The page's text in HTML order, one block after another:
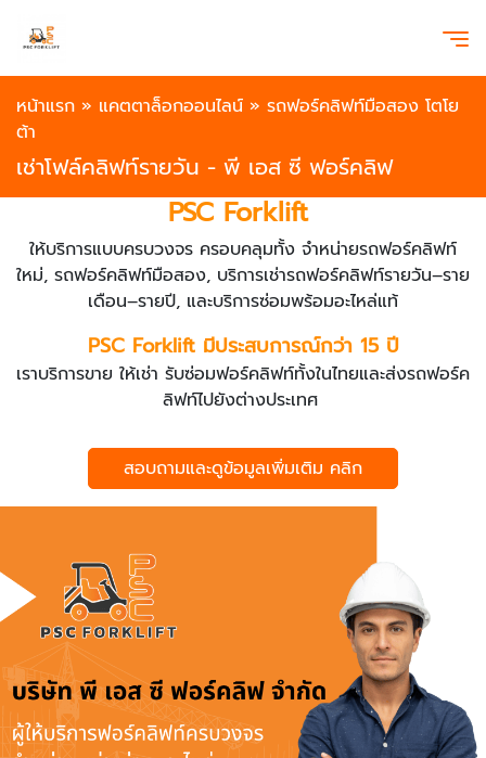
หน้าแรก » แคตตาล็อกออนไลน์ » รถฟอร์คลิฟท์มือสอง โตโย
ต้า
เช่าโฟล์คลิฟท์รายวัน - พี เอส ซี ฟอร์คลิฟ
PSC Forklift
ให้บริการแบบครบวงจร ครอบคลุมทั้ง จำหน่ายรถฟอร์คลิฟท์
ใหม่, รถฟอร์คลิฟท์มือสอง, บริการเช่ารถฟอร์คลิฟท์รายวัน–ราย
เดือน–รายปี, และบริการซ่อมพร้อมอะไหล่แท้
PSC Forklift มีประสบการณ์กว่า 15 ปี
เราบริการขาย ให้เช่า รับซ่อมฟอร์คลิฟท์ทั้งในไทยและส่งรถฟอร์ค
ลิฟท์ไปยังต่างประเทศ
สอบถามและดูข้อมูลเพิ่มเติม คลิก